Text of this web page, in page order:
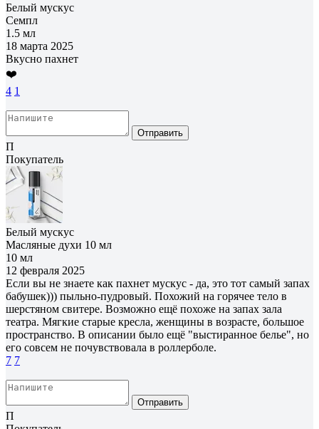
Белый мускус
Семпл
1.5 мл
18 марта 2025
Вкусно пахнет
❤️
4 1
Отправить
П
Покупатель
Белый мускус
Масляные духи 10 мл
10 мл
12 февраля 2025
Если вы не знаете как пахнет мускус - да, это тот самый запах
бабушек))) пыльно-пудровый. Похожий на горячее тело в
шерстяном свитере. Возможно ещё похоже на запах зала
театра. Мягкие старые кресла, женщины в возрасте, большое
пространство. В описании было ещё "выстиранное белье", но
его совсем не почувствовала в роллерболе.
7 7
Отправить
П